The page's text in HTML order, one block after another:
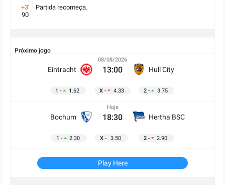
+3'
90
Partida recomeça.
Próximo jogo
Eintracht
08/08/2026
13:00 Hull City
1 - 1.62 X - 4.33 2 - 3.75
Bochum
Hoje
18:30 Hertha BSC
1 - 2.30 X - 3.50 2 - 2.90
Play Here